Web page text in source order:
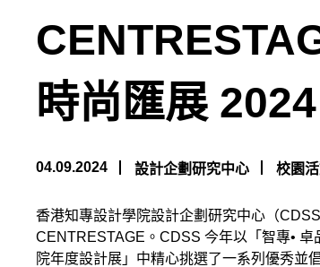
時尚匯展 2024
04.09.2024 設計企劃研究中心 校園
香港知專設計學院設計企劃研究中心（
CENTRESTAGE。CDSS 今年以「智專•
院年度設計展」中精心挑選了一系列優秀並